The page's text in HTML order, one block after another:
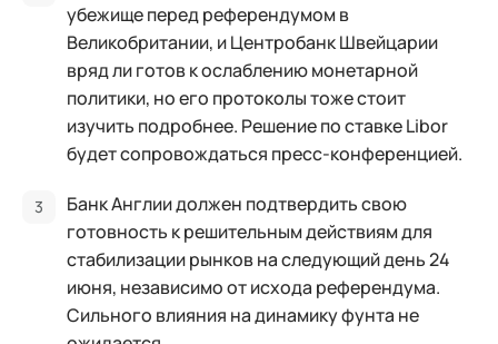
убежище перед референдумом в
Великобритании, и Центробанк Швейцарии
вряд ли готов к ослаблению монетарной
политики, но его протоколы тоже стоит
изучить подробнее. Решение по ставке Libor
будет сопровождаться пресс-конференцией.
Банк Англии должен подтвердить свою
готовность к решительным действиям для
стабилизации рынков на следующий день 24
июня, независимо от исхода референдума.
Сильного влияния на динамику фунта не